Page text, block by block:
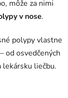
môže za nimi
v nose.
polypy vlastne
od osvedčených
lekársku liečbu.